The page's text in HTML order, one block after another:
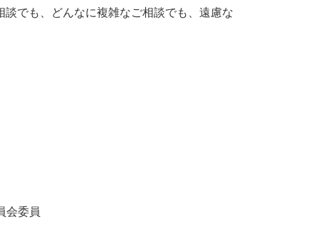
でも、どんなに複雑なご相談でも、遠慮な
会委員